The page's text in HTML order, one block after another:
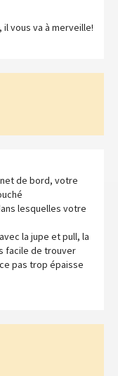
vous va à merveille!
de bord, votre
lesquelles votre
la jupe et pull, la
facile de trouver
pas trop épaisse